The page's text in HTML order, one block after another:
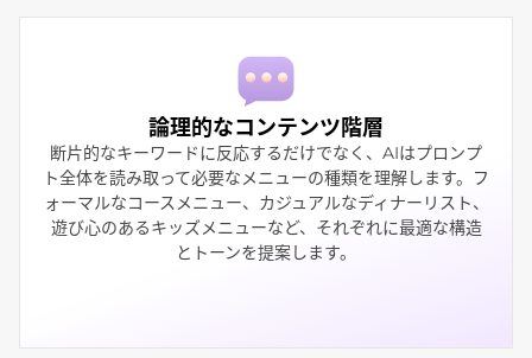
論理的なコンテンツ階層
断片的なキーワードに反応するだけでなく、AIはプロンプ
ト全体を読み取って必要なメニューの種類を理解します。フ
ォーマルなコースメニュー、カジュアルなディナーリスト、
遊び心のあるキッズメニューなど、それぞれに最適な構造
とトーンを提案します。